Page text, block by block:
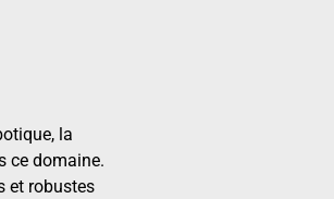
la
ce domaine.
et robustes